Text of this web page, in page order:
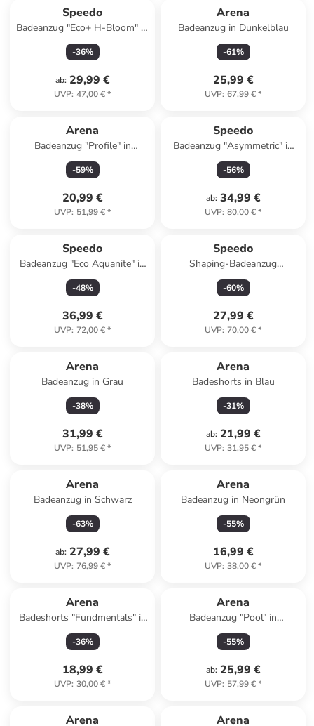
Speedo
Badeanzug "Eco+ H-Bloom" in
Schwarz/ Blau/ Türkis
-36%
ab: 29,99 €
UVP: 47,00 €*
Arena
Badeanzug in Dunkelblau
-61%
25,99 €
UVP: 67,99 €*
Arena
Badeanzug "Profile" in
Schwarz
-59%
20,99 €
UVP: 51,99 €*
Speedo
Badeanzug "Asymmetric" in
Schwarz
-56%
ab: 34,99 €
UVP: 80,00 €*
Speedo
Badeanzug "Eco Aquanite" in
Rot
-48%
36,99 €
UVP: 72,00 €*
Speedo
Shaping-Badeanzug
"Lunalustre" in Schwarz/ Blau
-60%
27,99 €
UVP: 70,00 €*
Arena
Badeanzug in Grau
-38%
31,99 €
UVP: 51,95 €*
Arena
Badeshorts in Blau
-31%
ab: 21,99 €
UVP: 31,95 €*
Arena
Badeanzug in Schwarz
-63%
ab: 27,99 €
UVP: 76,99 €*
Arena
Badeanzug in Neongrün
-55%
16,99 €
UVP: 38,00 €*
Arena
Badeshorts "Fundmentals" in
Schwarz
-36%
18,99 €
UVP: 30,00 €*
Arena
Badeanzug "Pool" in
Dunkelblau
-55%
ab: 25,99 €
UVP: 57,99 €*
Arena Arena